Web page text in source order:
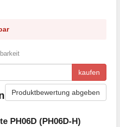
kaufen
Produktbewertung abgeben
PH06D (PH06D-H)